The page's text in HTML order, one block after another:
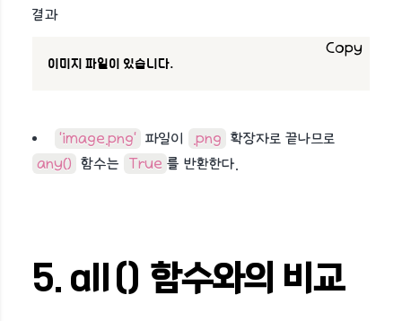
결과
이미지 파일이 있습니다.
Copy
'image.png' 파일이 .png 확장자로 끝나므로
any() 함수는 True 를 반환한다.
5. all() 함수와의 비교